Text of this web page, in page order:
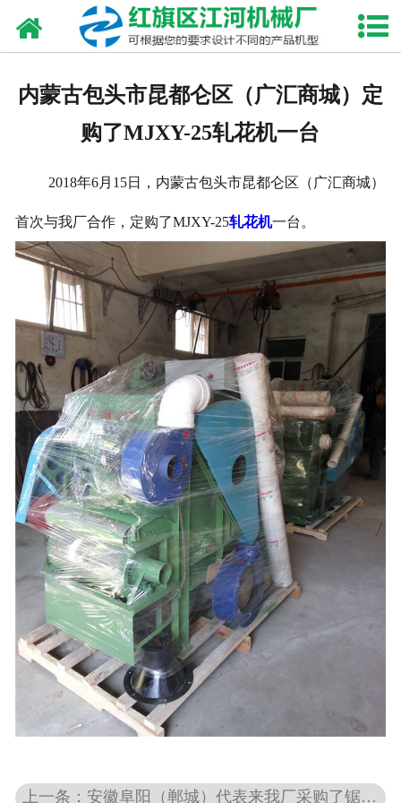
网站首页
资质荣誉
发货现场
视频中心
联系我们
内蒙古包头市昆都仑区（广汇商城）定
购了MJXY-25轧花机一台
2018年6月15日，内蒙古包头市昆都仑区（广汇商城）
首次与我厂合作，定购了MJXY-25轧花机一台。
上一条：安徽阜阳（郸城）代表来我厂采购了锯齿吸尘轧花机MJS-25型一台